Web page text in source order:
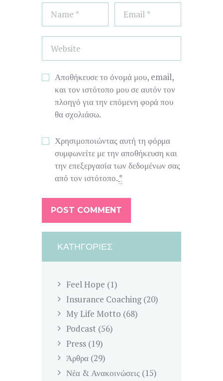
Αποθήκευσε το όνομά μου, email,
και τον ιστότοπο μου σε αυτόν τον
πλοηγό για την επόμενη φορά που
θα σχολιάσω.
Χρησιμοποιώντας αυτή τη φόρμα
συμφωνείτε με την αποθήκευση και
την επεξεργασία των δεδομένων σας
από τον ιστότοπο.*
ΚΑΤΗΓΟΡΊΕΣ
Feel Hope (1)
Insurance Coaching(20)
My Life Motto (68)
Podcast (56)
Press (19)
Άρθρα (29)
Νέα & Ανακοινώσεις (15)